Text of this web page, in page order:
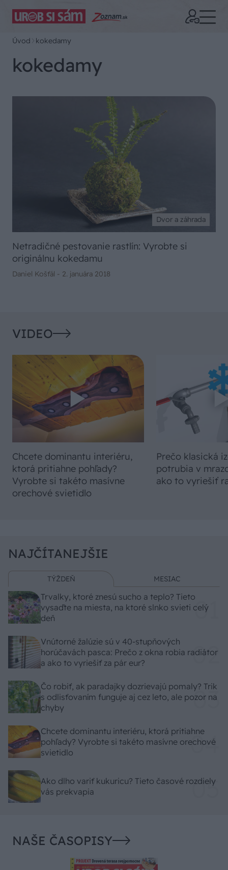
Úvod kokedamy
kokedamy
Dvor a záhrada
Netradičné pestovanie rastlín: Vyrobte si
originálnu kokedamu
Daniel Košťál - 2. januára 2018
VIDEO
Chcete dominantu interiéru,
ktorá pritiahne pohľady?
Vyrobte si takéto masívne
orechové svietidlo
Prečo klasická
potrubia v
ako to vyriešiť
NAJČÍTANEJŠIE
TÝŽDEŇ MESIAC
Trvalky, ktoré znesú sucho a teplo? Tieto
vysaďte na miesta, na ktoré slnko svieti celý
deň
Vnútorné žalúzie sú v 40-stupňových
horúčavách pasca: Prečo z okna robia radiátor
a ako to vyriešiť za pár eur?
Čo robiť, ak paradajky dozrievajú pomaly? Trik
s odlisťovaním funguje aj cez leto, ale pozor na
chyby
Chcete dominantu interiéru, ktorá pritiahne
pohľady? Vyrobte si takéto masívne orechové
svietidlo
Ako dlho variť kukuricu? Tieto časové rozdiely
vás prekvapia
NAŠE ČASOPISY